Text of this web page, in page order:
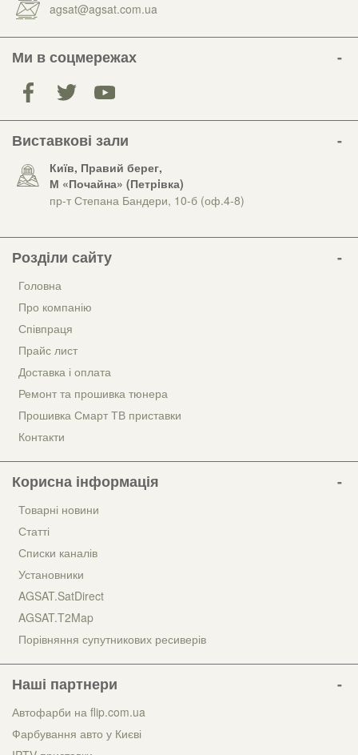
agsat@agsat.com.ua
Ми в соцмережах
Виставкові зали
Київ, Правий берег,
М «Почайна» (Петрiвка)
пр-т Степана Бандери, 10-б (оф.4-8)
Розділи сайту
Головна
Про компанію
Співпраця
Прайс лист
Доставка і оплата
Ремонт та прошивка тюнера
Прошивка Смарт ТВ приставки
Контакти
Корисна інформація
Товарні новини
Статті
Списки каналів
Установники
AGSAT.SatDirect
AGSAT.T2Map
Порівняння супутникових ресиверів
Наші партнери
Автофарби на flip.com.ua
Фарбування авто у Києві